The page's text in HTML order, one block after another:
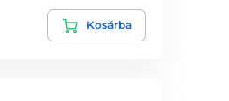
Kosárba